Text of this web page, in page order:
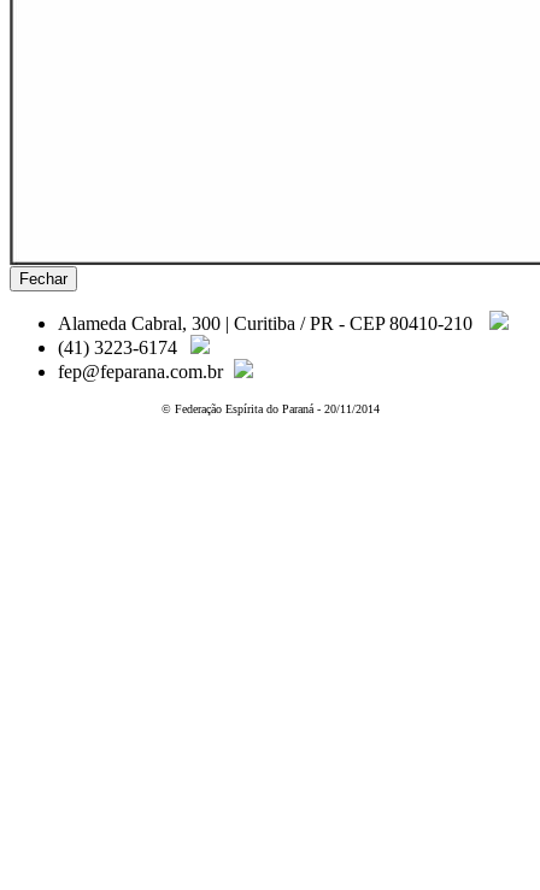
Fechar
Alameda Cabral, 300 | Curitiba / PR - CEP 80410-210
(41) 3223-6174
fep@feparana.com.br
© Federação Espírita do Paraná - 20/11/2014